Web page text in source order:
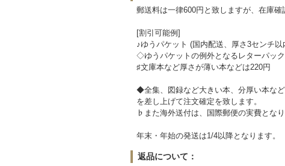
郵送料は一律600円と致しますが、在庫
[割引可能例]
♪ゆうパケット (国内配送、厚さ3センチ
◇ゆうパケットの例外となるレターパッ
♯文庫本など厚さが薄い本などは220円
◆全集、図録など大きい本、分厚い本な
を差し上げて注文確定を致します。
♭また海外送付は、国際郵便の実費となり
年末・年始の発送は1/4以降となります。
返品について：